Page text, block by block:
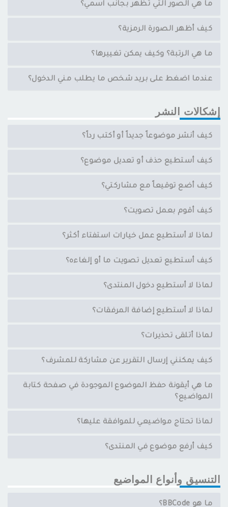
ما هي الصور التي تظهر بجانب اسمي؟
كيف أظهر الصورة الرمزية؟
ما هي الرتبة؟ وكيف يمكن تغييرها؟
عندما اضغط على بريد شخص ما يطلب مني الدخول؟
إشكالات النشر
كيف أنشر موضوعاً جديداً أو أكتب رداً؟
كيف أستطيع حذف أو تعديل موضوع؟
كيف أضع توقيعاً مع مشاركتي؟
كيف أقوم بعمل تصويت؟
لماذا لا أستطيع عمل خيارات استفتاء أكثر؟
كيف أستطيع تعديل تصويت ما أو إلغاءه؟
لماذا لا أستطيع دخول المنتدى؟
لماذا لا أستطيع إضافة المرفقات؟
لماذا أتلقى تحذيرات؟
كيف يمكنني إرسال التقرير عن مشاركة للمشرف؟
ما هي أيقونة حفظ الموضوع الموجودة في صفحة كتابة
المواضيع؟
لماذا تحتاج مواضيعي للموافقة عليها؟
كيف أرفع موضوع في المنتدى؟
التنسيق وأنواع المواضيع
ما هو BBCode؟